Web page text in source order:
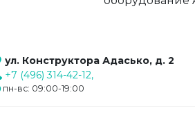
ул. Конструктора Адасько, д. 2
+7 (496) 314-42-12,
пн-вс: 09:00-19:00